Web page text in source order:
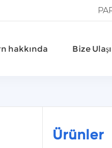
hakkında Bize
Ürünler